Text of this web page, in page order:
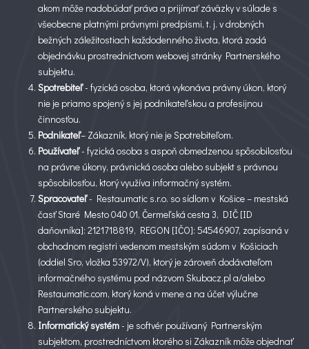
akom môže nadobúdať práva a prijímať záväzky v súlade s
všeobecne platnými právnymi predpismi, t. j. v drobných
bežných záležitostiach každodenného života, ktorá zadá
objednávku prostredníctvom webovej stránky Partnerského
subjektu.
Spotrebiteľ- fyzická osoba, ktorá vykonáva právny úkon, ktorý
nie je priamo spojený s jej podnikateľskou a profesijnou
činnosťou.
Podnikateľ– Zákazník, ktorý nie je Spotrebiteľom.
Používateľ- fyzická osoba s aspoň obmedzenou spôsobilosťou
na právne úkony, právnická osoba alebo subjekt s právnou
spôsobilosťou, ktorý využíva informačný systém.
Spracovateľ- Restaumatic s.r.o. so sídlom v Košice – mestská
časť Staré Mesto 040 01, Čermeľská cesta 3, DIČ [ID
daňovníka]: 2121718819, REGON [IČO]: 54546907, zapísaná v
obchodnom registri vedenom mestským súdom v Košiciach
(oddiel Sro, vložka 53972/V), ktorý je zároveň dodávateľom
informačného systému pod názvom Skubacz.pl a/alebo
Restaumatic.com, ktorý koná v mene a na účet výlučne
Partnerského subjektu.
Informatický systém- je softvér používaný Partnerským
subjektom, prostredníctvom ktorého si Zákazník môže objednať